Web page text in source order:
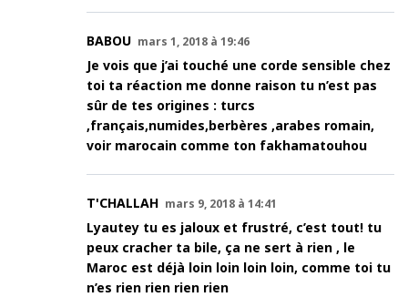
BABOU mars 1, 2018 à 19:46
Je vois que j’ai touché une corde sensible chez
toi ta réaction me donne raison tu n’est pas
sûr de tes origines : turcs
,français,numides,berbères ,arabes romain,
voir marocain comme ton fakhamatouhou
T'CHALLAH mars 9, 2018 à 14:41
Lyautey tu es jaloux et frustré, c’est tout! tu
peux cracher ta bile, ça ne sert à rien , le
Maroc est déjà loin loin loin loin, comme toi tu
n’es rien rien rien rien